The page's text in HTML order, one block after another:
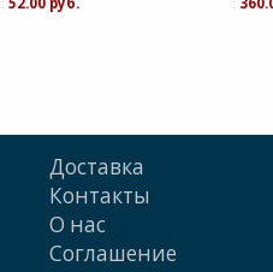
Доставка
Контакты
О нас
Cоглашение